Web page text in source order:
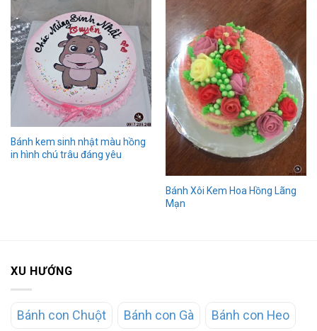
Bánh kem sinh nhật màu hồng
in hình chú trâu đáng yêu
Bánh Xôi Kem Hoa Hồng Lãng
Mạn
XU HƯỚNG
Bánh con Chuột Bánh con Gà Bánh con Heo